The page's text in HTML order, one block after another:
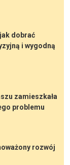
dobrać
i wygodną
zamieszkała
problemu
rozwój